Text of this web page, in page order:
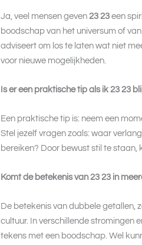
Ja, veel mensen geven23 23 een
boodschap van het universum of
adviseert om los te laten wat niet
voor nieuwe mogelijkheden.
Is er een praktische tip als ik 23 23
Een praktische tip is: neem een
Stel jezelf vragen zoals: waar
bereiken? Door bewust stil te staan,
Komt de betekenis van 23 23 in
De betekenis van dubbele getallen,
cultuur. In verschillende stromingen
tekens met een boodschap. Wel